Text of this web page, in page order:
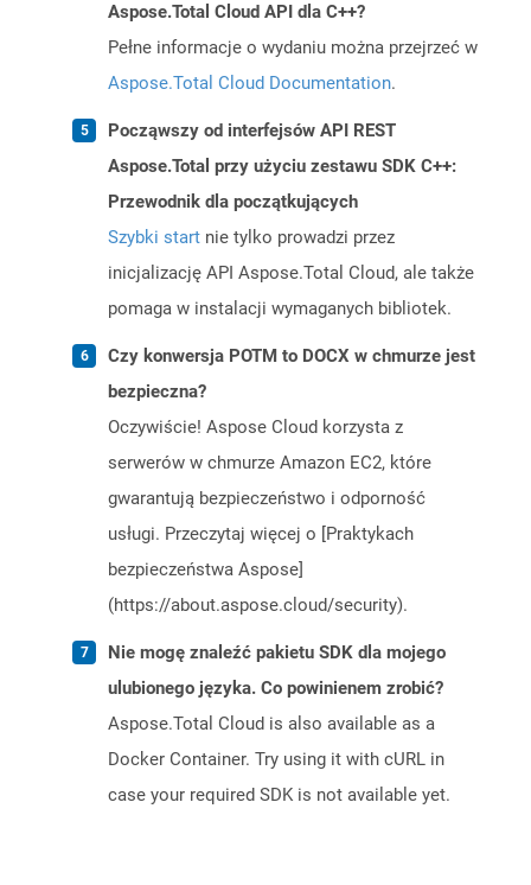
Aspose.Total Cloud API dla C++?
Pełne informacje o wydaniu można przejrzeć w
Aspose.Total Cloud Documentation.
Począwszy od interfejsów API REST
Aspose.Total przy użyciu zestawu SDK C++:
Przewodnik dla początkujących
Szybki start nie tylko prowadzi przez
inicjalizację API Aspose.Total Cloud, ale także
pomaga w instalacji wymaganych bibliotek.
Czy konwersja POTM to DOCX w chmurze jest
bezpieczna?
Oczywiście! Aspose Cloud korzysta z
serwerów w chmurze Amazon EC2, które
gwarantują bezpieczeństwo i odporność
usługi. Przeczytaj więcej o [Praktykach
bezpieczeństwa Aspose]
(https://about.aspose.cloud/security).
Nie mogę znaleźć pakietu SDK dla mojego
ulubionego języka. Co powinienem zrobić?
Aspose.Total Cloud is also available as a
Docker Container. Try using it with cURL in
case your required SDK is not available yet.